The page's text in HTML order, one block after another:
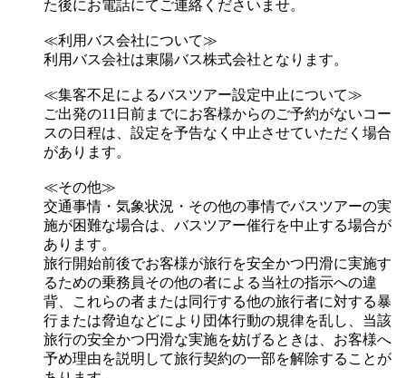
た後にお電話にてご連絡くださいませ。
≪利用バス会社について≫
利用バス会社は東陽バス株式会社となります。
≪集客不足によるバスツアー設定中止について≫
ご出発の11日前までにお客様からのご予約がないコー
スの日程は、設定を予告なく中止させていただく場合
があります。
≪その他≫
交通事情・気象状況・その他の事情でバスツアーの実
施が困難な場合は、バスツアー催行を中止する場合が
あります。
旅行開始前後でお客様が旅行を安全かつ円滑に実施す
るための乗務員その他の者による当社の指示への違
背、これらの者または同行する他の旅行者に対する暴
行または脅迫などにより団体行動の規律を乱し、当該
旅行の安全かつ円滑な実施を妨げるときは、お客様へ
予め理由を説明して旅行契約の一部を解除することが